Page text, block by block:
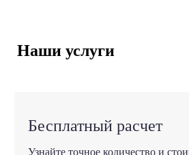
Наши услуги
Бесплатный расчет
Узнайте точное количество и